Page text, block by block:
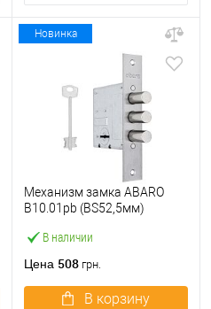
Новинка
В наличии
Механизм замка ABARO
B10.01pb (BS52,5мм)
тех.упаковки.без отв.
Цена 508 грн.
В корзину